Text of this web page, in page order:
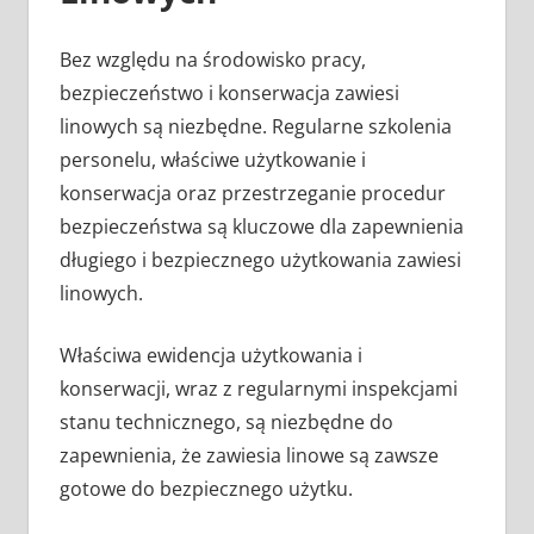
Bez względu na środowisko pracy,
bezpieczeństwo i konserwacja zawiesi
linowych są niezbędne. Regularne szkolenia
personelu, właściwe użytkowanie i
konserwacja oraz przestrzeganie procedur
bezpieczeństwa są kluczowe dla zapewnienia
długiego i bezpiecznego użytkowania zawiesi
linowych.
Właściwa ewidencja użytkowania i
konserwacji, wraz z regularnymi inspekcjami
stanu technicznego, są niezbędne do
zapewnienia, że zawiesia linowe są zawsze
gotowe do bezpiecznego użytku.